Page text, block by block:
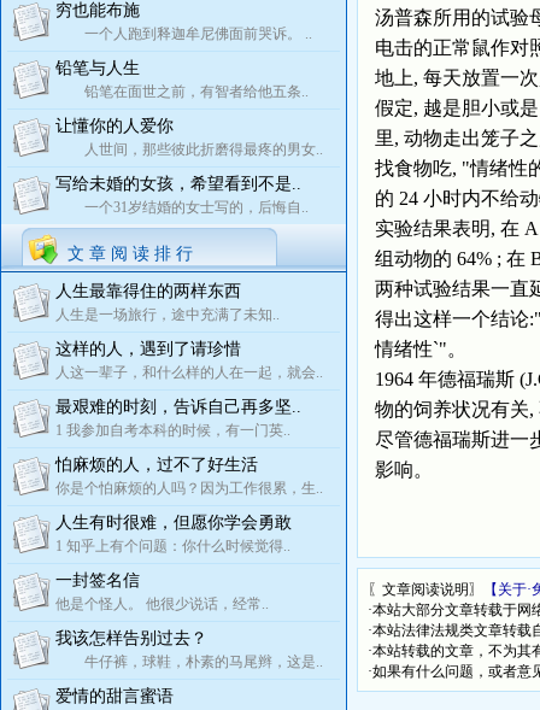
穷也能布施
一个人跑到释迦牟尼佛面前哭诉。 ..
铅笔与人生
铅笔在面世之前，有智者给他五条..
让懂你的人爱你
人世间，那些彼此折磨得最疼的男女..
写给未婚的女孩，希望看到不是..
一个31岁结婚的女士写的，后悔自..
文 章 阅 读 排 行
人生最靠得住的两样东西
人生是一场旅行，途中充满了未知..
这样的人，遇到了请珍惜
人这一辈子，和什么样的人在一起，就会..
最艰难的时刻，告诉自己再多坚..
1 我参加自考本科的时候，有一门英..
怕麻烦的人，过不了好生活
你是个怕麻烦的人吗？因为工作很累，生..
人生有时很难，但愿你学会勇敢
1 知乎上有个问题：你什么时候觉得..
一封签名信
他是个怪人。 他很少说话，经常..
我该怎样告别过去？
牛仔裤，球鞋，朴素的马尾辫，这是..
爱情的甜言蜜语
汤普森所用的试验
电击的正常鼠作对
地上, 每天放置一
假定, 越是胆小或
里, 动物走出笼子
找食物吃, "情绪性
的 24 小时内不给
实验结果表明, 在
组动物的 64% ; 在
两种试验结果一直
得出这样一个结论
情绪性`"。
1964 年德福瑞斯
物的饲养状况有关
尽管德福瑞斯进一
影响。
〖文章阅读说明〗
【关于
·本站大部分文章转载于
·本站法律法规类文章转
·本站转载的文章，不为
·如果有什么问题，或者意